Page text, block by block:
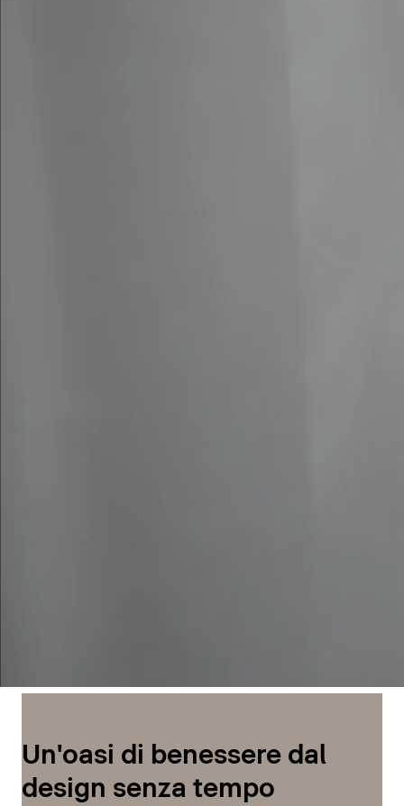
Un'oasi di benessere dal
design senza tempo